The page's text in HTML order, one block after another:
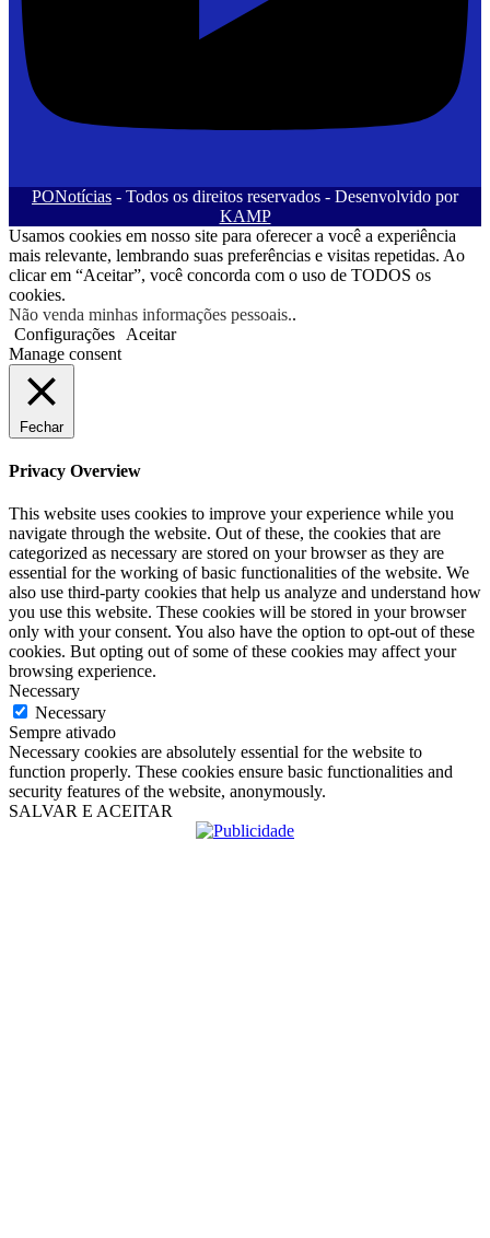
PONotícias - Todos os direitos reservados - Desenvolvido por
KAMP
Usamos cookies em nosso site para oferecer a você a experiência
mais relevante, lembrando suas preferências e visitas repetidas. Ao
clicar em “Aceitar”, você concorda com o uso de TODOS os
cookies.
Não venda minhas informações pessoais..
Configurações
Aceitar
Manage consent
Fechar
Privacy Overview
This website uses cookies to improve your experience while you
navigate through the website. Out of these, the cookies that are
categorized as necessary are stored on your browser as they are
essential for the working of basic functionalities of the website. We
also use third-party cookies that help us analyze and understand how
you use this website. These cookies will be stored in your browser
only with your consent. You also have the option to opt-out of these
cookies. But opting out of some of these cookies may affect your
browsing experience.
Necessary
Necessary
Sempre ativado
Necessary cookies are absolutely essential for the website to
function properly. These cookies ensure basic functionalities and
security features of the website, anonymously.
SALVAR E ACEITAR